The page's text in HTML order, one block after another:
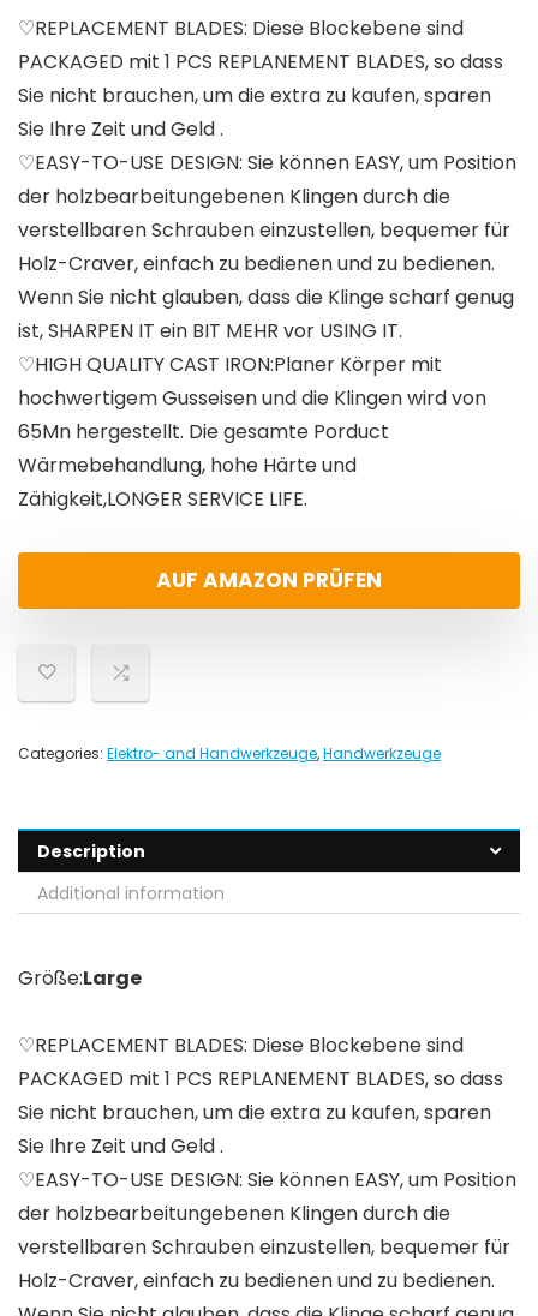
♡REPLACEMENT BLADES: Diese Blockebene sind
PACKAGED mit 1 PCS REPLANEMENT BLADES, so dass
Sie nicht brauchen, um die extra zu kaufen, sparen
Sie Ihre Zeit und Geld .
♡EASY-TO-USE DESIGN: Sie können EASY, um Position
der holzbearbeitungebenen Klingen durch die
verstellbaren Schrauben einzustellen, bequemer für
Holz-Craver, einfach zu bedienen und zu bedienen.
Wenn Sie nicht glauben, dass die Klinge scharf genug
ist, SHARPEN IT ein BIT MEHR vor USING IT.
♡HIGH QUALITY CAST IRON:Planer Körper mit
hochwertigem Gusseisen und die Klingen wird von
65Mn hergestellt. Die gesamte Porduct
Wärmebehandlung, hohe Härte und
Zähigkeit,LONGER SERVICE LIFE.
AUF AMAZON PRÜFEN
Categories: Elektro- and Handwerkzeuge,Handwerkzeuge
Description
Additional information
Größe:Large
♡REPLACEMENT BLADES: Diese Blockebene sind
PACKAGED mit 1 PCS REPLANEMENT BLADES, so dass
Sie nicht brauchen, um die extra zu kaufen, sparen
Sie Ihre Zeit und Geld .
♡EASY-TO-USE DESIGN: Sie können EASY, um Position
der holzbearbeitungebenen Klingen durch die
verstellbaren Schrauben einzustellen, bequemer für
Holz-Craver, einfach zu bedienen und zu bedienen.